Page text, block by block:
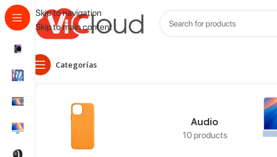
Skip to navigation
Skip to main content
Categorías
Inicio
Audio
10 products